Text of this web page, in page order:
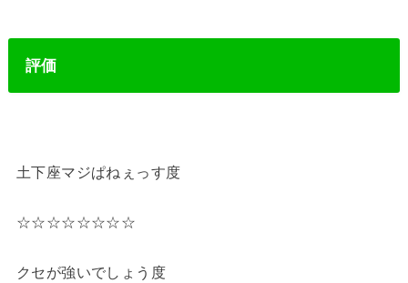
評価
土下座マジぱねぇっす度
☆☆☆☆☆☆☆☆
クセが強いでしょう度